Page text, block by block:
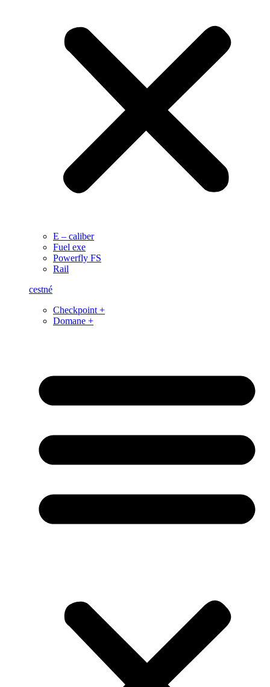
E – caliber
Fuel exe
Powerfly FS
Rail
cestné
Checkpoint +
Domane +